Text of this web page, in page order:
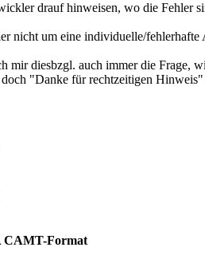
drauf hinweisen, wo die Fehler
nicht um eine individuelle/
mir diesbzgl. auch immer die Frage,
"Danke für rechtzeitigen Hinweis"
CAMT-Format